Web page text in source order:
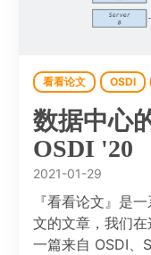
看看论文 OSDI
数据中心
OSDI '20
2021-01-29
『看看论文』是
文的文章，我们
一篇来自 OSDI、